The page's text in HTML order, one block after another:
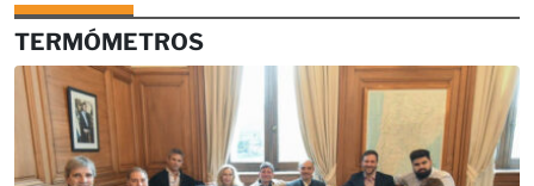
TERMÓMETROS